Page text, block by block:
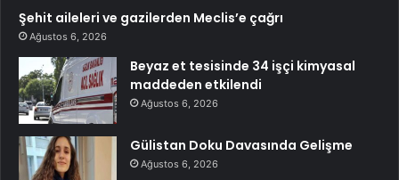
Şehit aileleri ve gazilerden Meclis’e çağrı
Ağustos 6, 2026
Beyaz et tesisinde 34 işçi kimyasal
maddeden etkilendi
Ağustos 6, 2026
Gülistan Doku Davasında Gelişme
Ağustos 6, 2026